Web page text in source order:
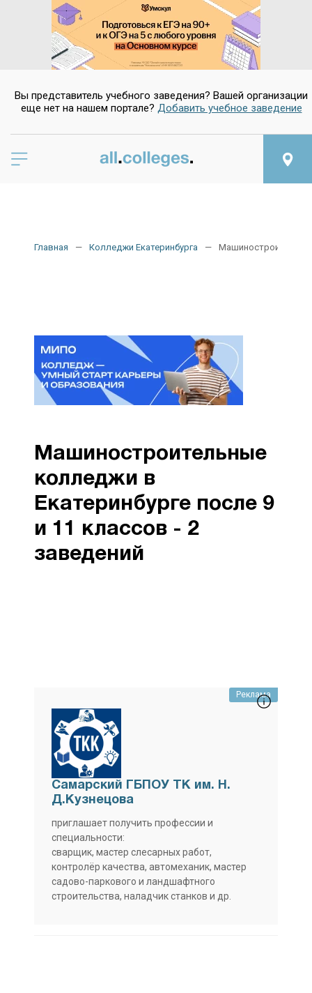
Вы представитель учебного заведения? Вашей организации
еще нет на нашем портале? Добавить учебное заведение
Главная Колледжи Екатеринбурга
Машиностроительные
колледжи в
Екатеринбурге после 9
и 11 классов - 2
заведений
Реклама
Самарский ГБПОУ ТК им. Н.
Д.Кузнецова
приглашает получить профессии и
специальности:
сварщик, мастер слесарных работ,
контролёр качества, автомеханик, мастер
садово-паркового и ландшафтного
строительства, наладчик станков и др.